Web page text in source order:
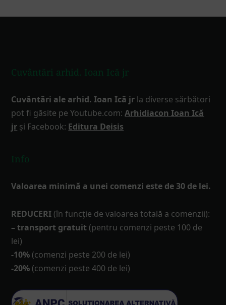
Cuvântări arhid. Ioan Ică jr
Cuvântări ale arhid. Ioan Ică jr la diverse sărbători
pot fi găsite pe Youtube.com:Arhidiacon Ioan Ică
jr și Facebook: Editura Deisis
Info
Valoarea minimă a unei comenzi este de 30 de lei.
REDUCERI (în funcţie de valoarea totală a comenzii):
– transport gratuit (pentru comenzi peste 100 de
lei)
-10% (comenzi peste 200 de lei)
-20% (comenzi peste 400 de lei)